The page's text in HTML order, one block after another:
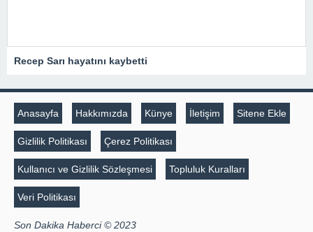
Recep Sarı hayatını kaybetti
Anasayfa Hakkımızda Künye İletişim Sitene Ekle
Gizlilik Politikası Çerez Politikası
Kullanıcı ve Gizlilik Sözleşmesi Topluluk Kuralları
Veri Politikası
Son Dakika Haberci © 2023